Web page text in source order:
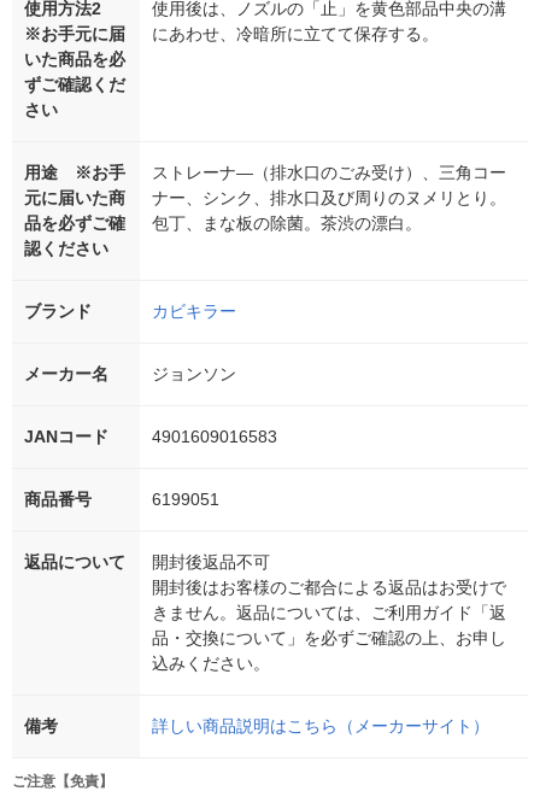
使用方法2
※お手元に届
いた商品を必
ずご確認くだ
さい
使用後は、ノズルの「止」を黄色部品中央の溝
にあわせ、冷暗所に立てて保存する。
用途 ※お手
元に届いた商
品を必ずご確
認ください
ストレーナ―（排水口のごみ受け）、三角コー
ナー、シンク、排水口及び周りのヌメリとり。
包丁、まな板の除菌。茶渋の漂白。
ブランド カビキラー
メーカー名 ジョンソン
JANコード 4901609016583
商品番号 6199051
返品について
開封後返品不可
開封後はお客様のご都合による返品はお受けで
きません。返品については、ご利用ガイド「返
品・交換について」を必ずご確認の上、お申し
込みください。
備考 詳しい商品説明はこちら（メーカーサイト）
ご注意【免責】